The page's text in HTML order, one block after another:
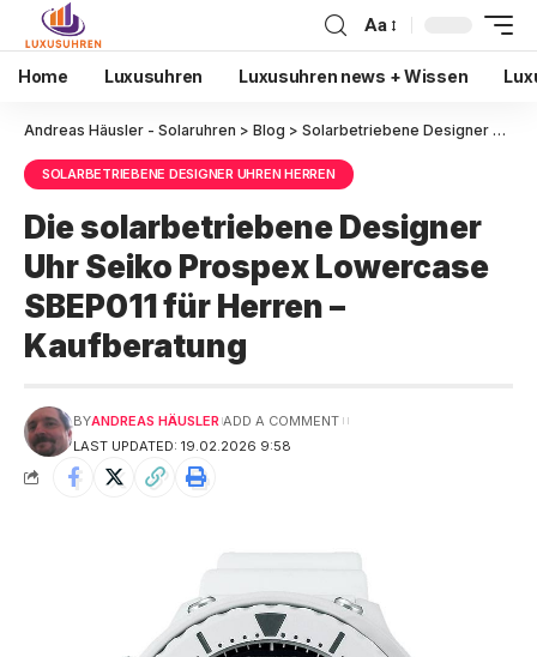
Aa
Home Luxusuhren Luxusuhren news + Wissen
Andreas Häusler - Solaruhren > Blog > Solarbetriebene Designer Uhren Herren
SOLARBETRIEBENE DESIGNER UHREN HERREN
Die solarbetriebene Designer
Uhr Seiko Prospex Lowercase
SBEP011 für Herren –
Kaufberatung
LAST UPDATED: 19.02.2026 9:58
BYANDREAS HÄUSLER ADD A COMMENT